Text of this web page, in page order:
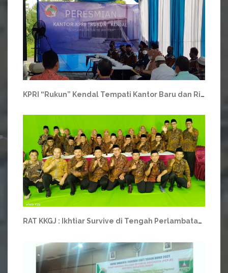
KPRI “Rukun” Kendal Tempati Kantor Baru dan Rintis Minimarket
RAT KKGJ : Ikhtiar Survive di Tengah Perlambatan Ekonomi